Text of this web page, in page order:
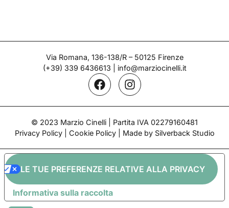
Via Romana, 136-138/R – 50125 Firenze
(+39) 339 6436613
info@marziocinelli.it
© 2023 Marzio Cinelli | Partita IVA 02279160481
Privacy Policy| Cookie Policy| Made by Silverback Studio
Informativa sulla raccolta
LE TUE PREFERENZE RELATIVE ALLA PRIVACY